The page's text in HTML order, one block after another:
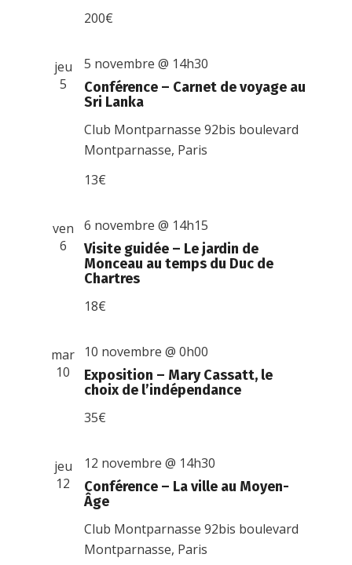
200€
jeu
5
Conférence – Carnet de voyage au
Sri Lanka
5 novembre @ 14h30
Club Montparnasse92bis boulevard
Montparnasse, Paris
13€
ven
6
Visite guidée – Le jardin de
Monceau au temps du Duc de
Chartres
6 novembre @ 14h15
18€
mar
10
Exposition – Mary Cassatt, le
choix de l’indépendance
10 novembre @ 0h00
35€
jeu
12
Conférence – La ville au Moyen-
Âge
12 novembre @ 14h30
Club Montparnasse92bis boulevard
Montparnasse, Paris